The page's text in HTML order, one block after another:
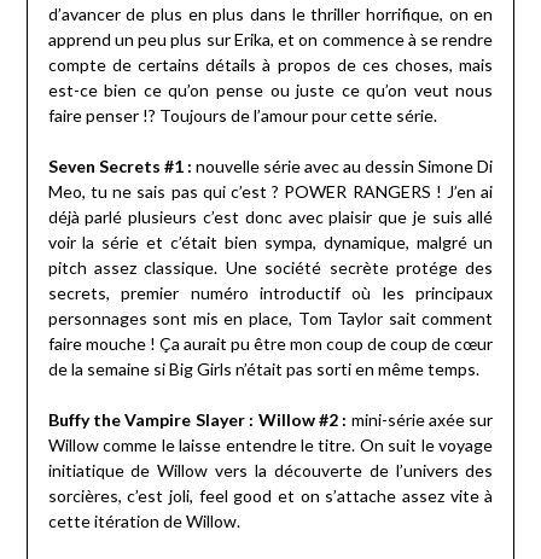
d’avancer de plus en plus dans le thriller horrifique, on en
apprend un peu plus sur Erika, et on commence à se rendre
compte de certains détails à propos de ces choses, mais
est-ce bien ce qu’on pense ou juste ce qu’on veut nous
faire penser !? Toujours de l’amour pour cette série.
Seven Secrets #1 : nouvelle série avec au dessin Simone Di
Meo, tu ne sais pas qui c’est ? POWER RANGERS ! J’en ai
déjà parlé plusieurs c’est donc avec plaisir que je suis allé
voir la série et c’était bien sympa, dynamique, malgré un
pitch assez classique. Une société secrète protége des
secrets, premier numéro introductif où les principaux
personnages sont mis en place, Tom Taylor sait comment
faire mouche ! Ça aurait pu être mon coup de coup de cœur
de la semaine si Big Girls n’était pas sorti en même temps.
Buffy the Vampire Slayer : Willow #2 : mini-série axée sur
Willow comme le laisse entendre le titre. On suit le voyage
initiatique de Willow vers la découverte de l’univers des
sorcières, c’est joli, feel good et on s’attache assez vite à
cette itération de Willow.